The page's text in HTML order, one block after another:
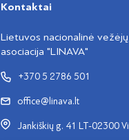
Kontaktai
Lietuvos nacionalinė
asociacija "LINAVA"
+370 5 2786 501
office@linava.lt
Jankiškių g. 41 LT-02300